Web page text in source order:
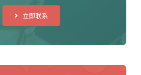
立即联系